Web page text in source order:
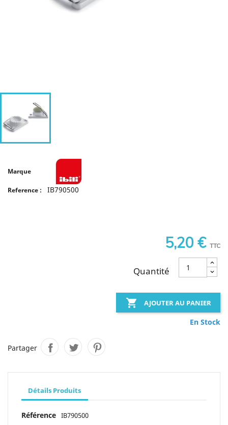
Marque
Reference : IB790500
5,20 € TTC
Quantité
 AJOUTER AU PANIER
En Stock
Partager
Détails Produits
Référence IB790500